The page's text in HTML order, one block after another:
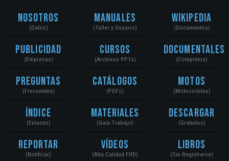
Nosotros
(Datos)
Publicidad
(Empresas)
Preguntas
(Frecuentes)
Índice
(Enlaces)
Reportar
(Notificar)
Manuales
(Taller y Usuario)
Cursos
(Archivos PPTs)
Catálogos
(PDFs)
Materiales
(Guía Trabajo)
Vídeos
(Alta Calidad FHD)
Wikipedia
(Documentos)
Documentales
(Completos)
Motos
(Motocicletas)
Descargar
(Gratuitos)
Libros
(Sin Registrarse)